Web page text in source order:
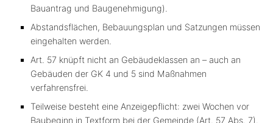
Bauantrag und Baugenehmigung).
Abstandsflächen, Bebauungsplan und Satzungen müssen
eingehalten werden.
Art. 57 knüpft nicht an Gebäudeklassen an – auch an
Gebäuden der GK 4 und 5 sind Maßnahmen
verfahrensfrei.
Teilweise besteht eine Anzeigepflicht: zwei Wochen vor
Baubeginn in Textform bei der Gemeinde (Art. 57 Abs. 7).